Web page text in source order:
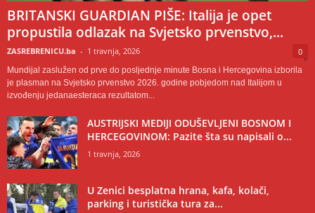
BRITANSKI GUARDIAN PIŠE: Italija je opet
propustila odlazak na Svjetsko prvenstvo,...
ZASREBRENICU.ba - 1 travnja, 2026 0
Mundijal zaslužen od prve do posljednje minute Bosna i Hercegovina izborila
je plasman na Svjetsko prvenstvo 2026. godine pobjedom nad Italijom u
izvođenju jedanaesteraca rezultatom...
AUSTRIJSKI MEDIJI ODUŠEVLJENI BOSNOM I
HERCEGOVINOM: Pazite šta su napisali o...
1 travnja, 2026
U Zenici besplatna hrana, kafa, kolači,
parking i turistička tura za...